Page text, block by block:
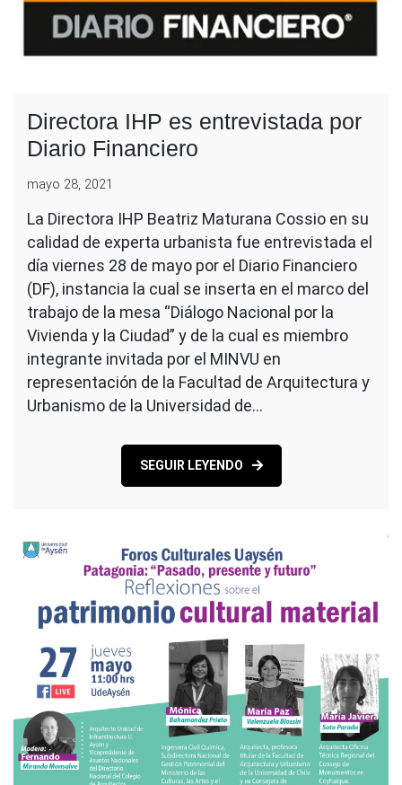
Directora IHP es entrevistada por
Diario Financiero
mayo 28, 2021
La Directora IHP Beatriz Maturana Cossio en su
calidad de experta urbanista fue entrevistada el
día viernes 28 de mayo por el Diario Financiero
(DF), instancia la cual se inserta en el marco del
trabajo de la mesa “Diálogo Nacional por la
Vivienda y la Ciudad” y de la cual es miembro
integrante invitada por el MINVU en
representación de la Facultad de Arquitectura y
Urbanismo de la Universidad de…
SEGUIR LEYENDO